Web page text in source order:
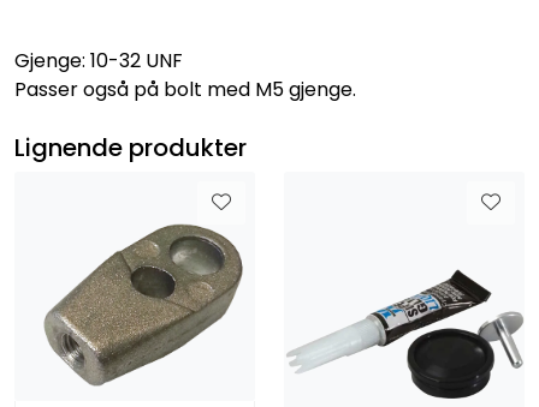
Gjenge: 10-32 UNF
Passer også på bolt med M5 gjenge.
Lignende produkter